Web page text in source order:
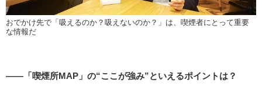
おでかけ先で「吸えるのか？吸えないのか？」は、喫煙者にとって重要
な情報だ
――「喫煙所MAP」の“ここが強み”といえるポイントは？